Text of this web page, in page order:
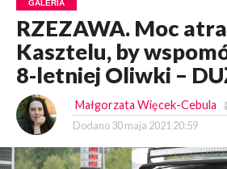
GALERIA
RZEZAWA. Moc
Kasztelu, by
8-letniej Oliwki –
Małgorzata Więcek-Cebula
Dodano 30 maja 2021 20:59